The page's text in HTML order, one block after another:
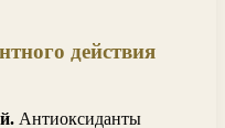
действия
Антиоксиданты